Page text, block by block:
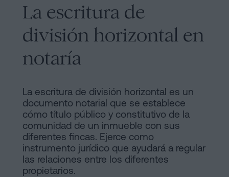
La escritura de
división horizontal en
notaría
La escritura de división horizontal es un
documento notarial que se establece
cómo título público y constitutivo de la
comunidad de un inmueble con sus
diferentes fincas. Ejerce como
instrumento jurídico que ayudará a regular
las relaciones entre los diferentes
propietarios.